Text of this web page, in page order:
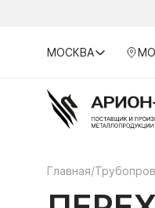
МОСКВА
Главная/